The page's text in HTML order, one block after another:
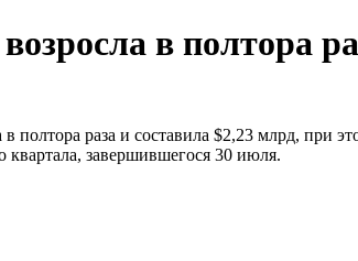
в полтора
раза и составила $2,23 млрд, при
квартала, завершившегося 30 июля.